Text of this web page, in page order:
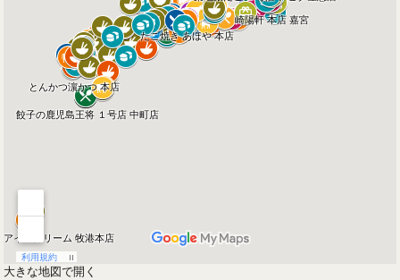
大きな地図で開く